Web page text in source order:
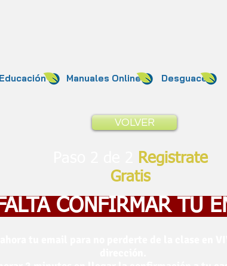
Educación Manuales Online Desguace
VOLVER
Registrate
Gratis
CONFIRMAR TU